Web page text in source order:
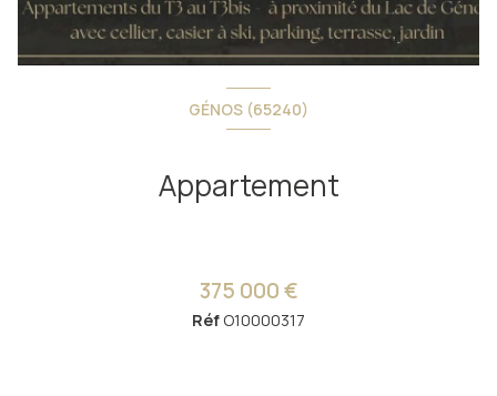
GÉNOS (65240)
Appartement
375 000 €
Réf O10000317